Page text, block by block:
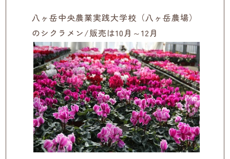
八ヶ岳中央農業実践大学校（八ヶ岳農場）
のシクラメン/販売は10月～12月